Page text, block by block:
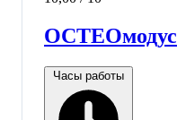
ОСТЕОмодус
Часы работы